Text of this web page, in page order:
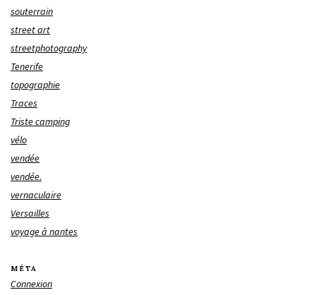
souterrain
street art
streetphotography
Tenerife
topographie
Traces
Triste camping
vélo
vendée
vendée.
vernaculaire
Versailles
voyage à nantes
MÉTA
Connexion